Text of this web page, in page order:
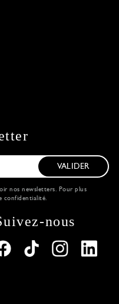
VALIDER
nos newsletters. Pour plus
confidentialité.
nous